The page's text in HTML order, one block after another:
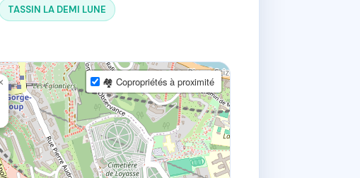
TASSIN LA DEMI LUNE
🏘 Copropriétés à proximité